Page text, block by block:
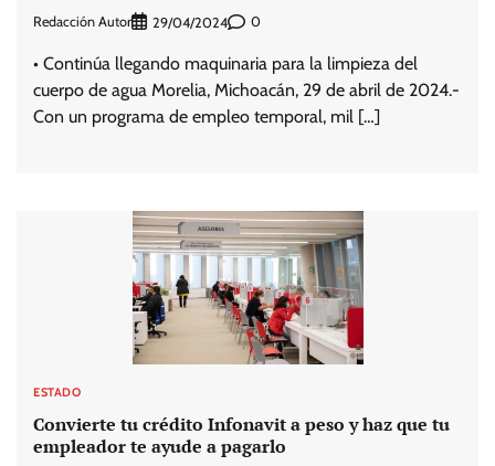
Redacción Autor 29/04/2024 0
• Continúa llegando maquinaria para la limpieza del
cuerpo de agua Morelia, Michoacán, 29 de abril de 2024.-
Con un programa de empleo temporal, mil […]
ESTADO
Convierte tu crédito Infonavit a peso y haz que tu
empleador te ayude a pagarlo